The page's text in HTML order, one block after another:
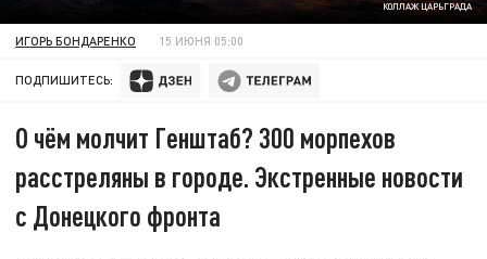
КОЛЛАЖ ЦАРЬГРАДА
ИГОРЬ БОНДАРЕНКО 15 ИЮНЯ 05:00
ПОДПИШИТЕСЬ:
О чём молчит Генштаб? 300 морпехов
расстреляны в городе. Экстренные новости
с Донецкого фронта